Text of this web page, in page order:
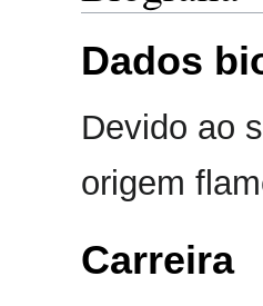
Dados
Devido ao
origem
Carreira